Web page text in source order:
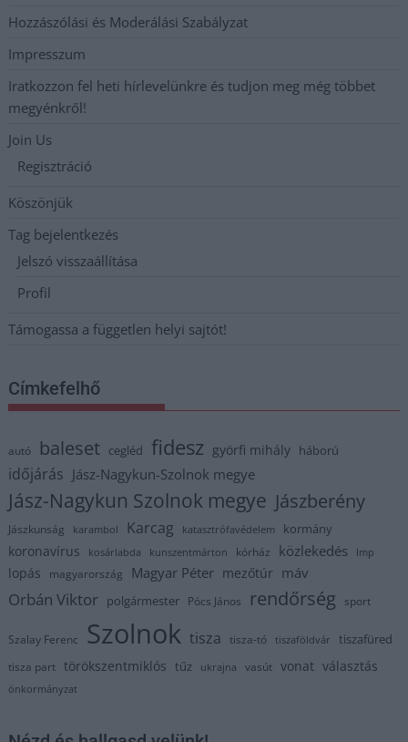
Hozzászólási és Moderálási Szabályzat
Impresszum
Iratkozzon fel heti hírlevelünkre és tudjon meg még többet
megyénkről!
Join Us
Regisztráció
Köszönjük
Tag bejelentkezés
Jelszó visszaállítása
Profil
Támogassa a független helyi sajtót!
Címkefelhő
autó baleset cegléd fidesz györfi mihály háború
időjárás Jász-Nagykun-Szolnok megye
Jász-Nagykun Szolnok megye Jászberény
Jászkunság karambol Karcag katasztrófavédelem kormány
koronavírus kosárlabda kunszentmárton kórház közlekedés lmp
lopás magyarország Magyar Péter mezőtúr máv
Orbán Viktor polgármester Pócs János rendőrség sport
Szalay Ferenc Szolnok tisza tisza-tó tiszaföldvár tiszafüred
tisza part törökszentmiklós tűz ukrajna vasút vonat választás
önkormányzat